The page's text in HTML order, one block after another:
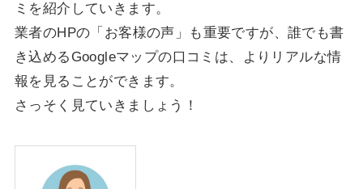
ミを紹介していきます。
業者のHPの「お客様の声」も重要ですが、誰でも書
き込めるGoogleマップの口コミは、よりリアルな情
報を見ることができます。
さっそく見ていきましょう！